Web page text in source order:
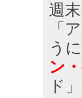
週
「
う
ン
ド